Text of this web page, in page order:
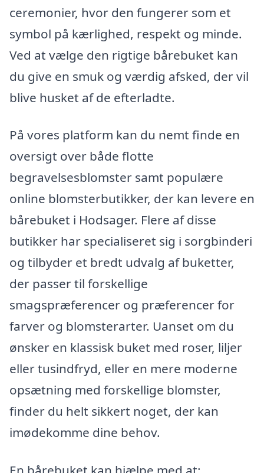
ceremonier, hvor den fungerer som et
symbol på kærlighed, respekt og minde.
Ved at vælge den rigtige bårebuket kan
du give en smuk og værdig afsked, der vil
blive husket af de efterladte.
På vores platform kan du nemt finde en
oversigt over både flotte
begravelsesblomster samt populære
online blomsterbutikker, der kan levere en
bårebuket i Hodsager. Flere af disse
butikker har specialiseret sig i sorgbinderi
og tilbyder et bredt udvalg af buketter,
der passer til forskellige
smagspræferencer og præferencer for
farver og blomsterarter. Uanset om du
ønsker en klassisk buket med roser, liljer
eller tusindfryd, eller en mere moderne
opsætning med forskellige blomster,
finder du helt sikkert noget, der kan
imødekomme dine behov.